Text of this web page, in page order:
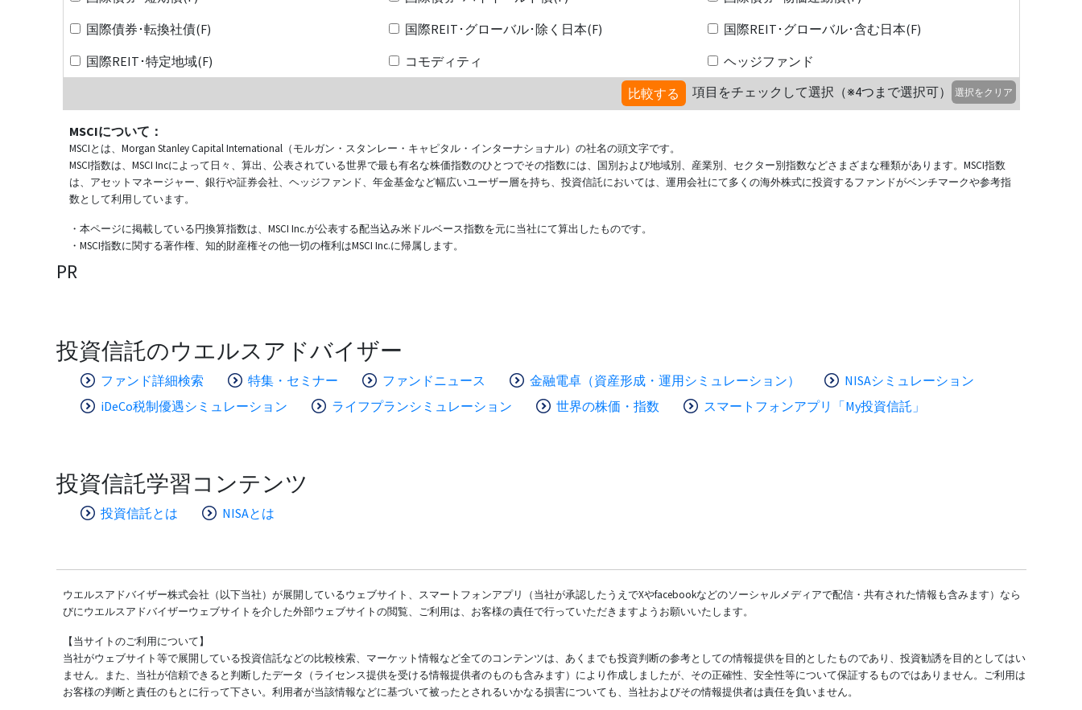
国際債券･転換社債(F)
国際REIT･グローバル･除く日本(F)
国際REIT･グローバル･含む日本(F)
国際REIT･特定地域(F)
コモディティ
ヘッジファンド
比較する
項目をチェックして選択（※4つまで選択可） 選択をクリア
MSCIについて：
MSCIとは、Morgan Stanley Capital International（モルガン・スタンレー・キャピタル・インターナショナル）の社名の頭文字です。
MSCI指数は、MSCI Incによって日々、算出、公表されている世界で最も有名な株価指数のひとつでその指数には、国別および地域別、産業別、セクター別指数などさまざまな種類があります。MSCI指数
は、アセットマネージャー、銀行や証券会社、ヘッジファンド、年金基金など幅広いユーザー層を持ち、投資信託においては、運用会社にて多くの海外株式に投資するファンドがベンチマークや参考指
数として利用しています。
・本ページに掲載している円換算指数は、MSCI Inc.が公表する配当込み米ドルベース指数を元に当社にて算出したものです。
・MSCI指数に関する著作権、知的財産権その他一切の権利はMSCI Inc.に帰属します。
PR
投資信託のウエルスアドバイザー
ファンド詳細検索 特集・セミナー ファンドニュース 金融電卓（資産形成・運用シミュレーション）
NISAシミュレーション
iDeCo税制優遇シミュレーション
ライフプランシミュレーション 世界の株価・指数 スマートフォンアプリ「My投資信託」
投資信託学習コンテンツ
投資信託とは NISAとは
ウエルスアドバイザー株式会社（以下当社）が展開しているウェブサイト、スマートフォンアプリ（当社が承認したうえでXやfacebookなどのソーシャルメディアで配信・共有された情報も含みます）なら
びにウエルスアドバイザーウェブサイトを介した外部ウェブサイトの閲覧、ご利用は、お客様の責任で行っていただきますようお願いいたします。
【当サイトのご利用について】
当社がウェブサイト等で展開している投資信託などの比較検索、マーケット情報など全てのコンテンツは、あくまでも投資判断の参考としての情報提供を目的としたものであり、投資勧誘を目的としてはい
ません。また、当社が信頼できると判断したデータ（ライセンス提供を受ける情報提供者のものも含みます）により作成しましたが、その正確性、安全性等について保証するものではありません。ご利用は
お客様の判断と責任のもとに行って下さい。利用者が当該情報などに基づいて被ったとされるいかなる損害についても、当社およびその情報提供者は責任を負いません。